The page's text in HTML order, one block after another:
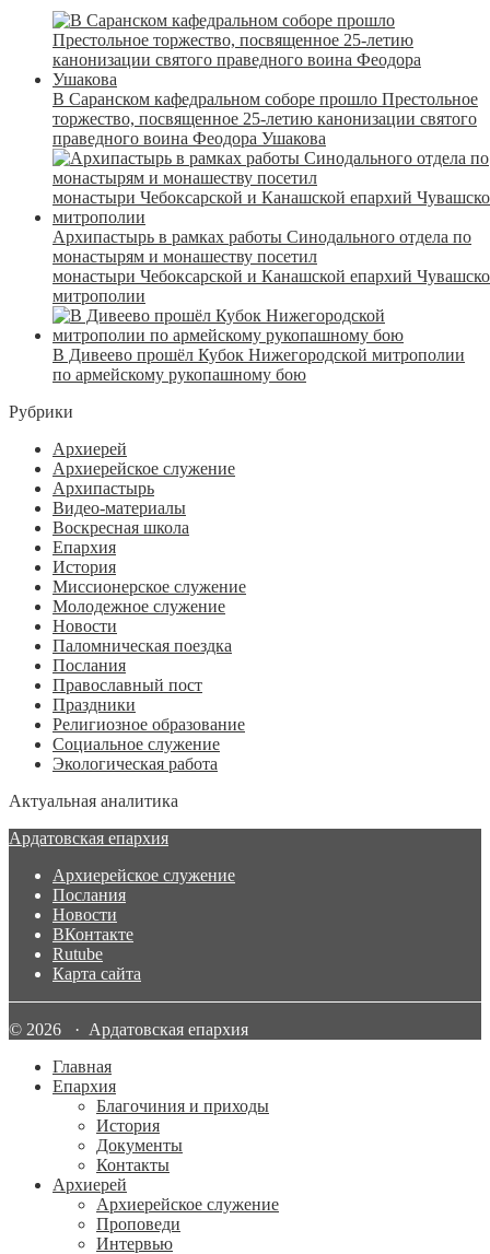
В Саранском кафедральном соборе прошло Престольное
торжество, посвященное 25-летию канонизации святого
праведного воина Феодора Ушакова
Архипастырь в рамках работы Синодального отдела по
монастырям и монашеству посетил
монастыри Чебоксарской и Канашской епархий
митрополии
В Дивеево прошёл Кубок Нижегородской митрополии
по армейскому рукопашному бою
Рубрики
Архиерей
Архиерейское служение
Архипастырь
Видео-материалы
Воскресная школа
Епархия
История
Миссионерское служение
Молодежное служение
Новости
Паломническая поездка
Послания
Православный пост
Праздники
Религиозное образование
Социальное служение
Экологическая работа
Актуальная аналитика
Ардатовская епархия
Архиерейское служение
Послания
Новости
ВКонтакте
Rutube
Карта сайта
© 2026 · Ардатовская епархия
Главная
Епархия
Благочиния и приходы
История
Документы
Контакты
Архиерей
Архиерейское служение
Проповеди
Интервью